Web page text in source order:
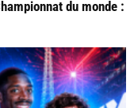
du monde :